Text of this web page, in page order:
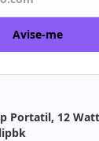
Avise-me
Portatil, 12